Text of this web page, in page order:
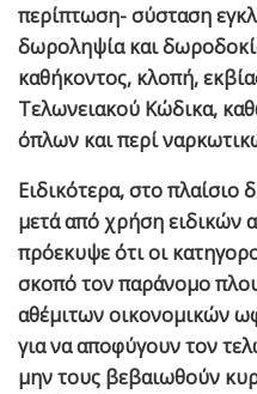
περίπτωση- σύσταση
δωροληψία και
καθήκοντος, κλοπή,
Τελωνειακού Κώδικα,
όπλων και περί
Ειδικότερα, στο πλαίσιο
μετά από χρήση ειδικών
πρόεκυψε ότι οι
σκοπό τον παράνομο
αθέμιτων οικονομικών
για να αποφύγουν τον
μην τους βεβαιωθούν